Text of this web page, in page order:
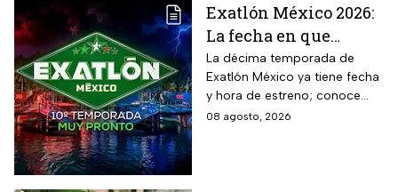
Exatlón México 2026:
La fecha en que
iniciará la nueva
temporada
La décima temporada de
Exatlón México ya tiene fecha
y hora de estreno; conoce
cuándo comienza, dónde
08 agosto, 2026